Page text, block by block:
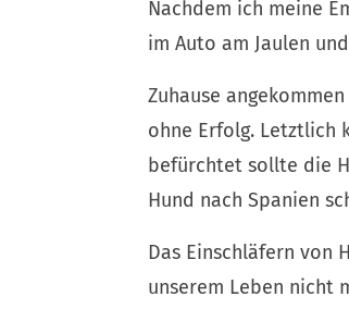
Nachdem ich meine
im Auto am Jaulen
Zuhause
ohne Erfolg. Letztlich
befürchtet sollte die
Hund nach Spanien
Das Einschläfern von
unserem Leben nicht